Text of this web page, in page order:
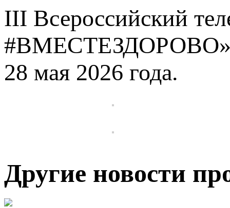
III Всероссийский
#ВМЕСТЕЗДОРОВО»
28 мая 2026 года.
Другие новости